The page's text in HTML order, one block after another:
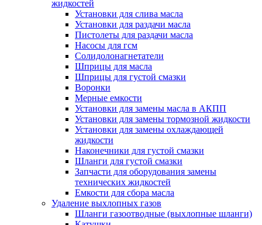
жидкостей
Установки для слива масла
Установки для раздачи масла
Пистолеты для раздачи масла
Насосы для гсм
Солидолонагнетатели
Шприцы для масла
Шприцы для густой смазки
Воронки
Мерные емкости
Установки для замены масла в АКПП
Установки для замены тормозной жидкости
Установки для замены охлаждающей
жидкости
Наконечники для густой смазки
Шланги для густой смазки
Запчасти для оборудования замены
технических жидкостей
Емкости для сбора масла
Удаление выхлопных газов
Шланги газоотводные (выхлопные шланги)